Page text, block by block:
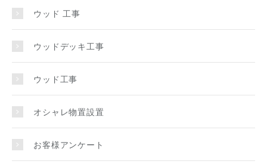
ウッド 工事
ウッドデッキ工事
ウッド工事
オシャレ物置設置
お客様アンケート